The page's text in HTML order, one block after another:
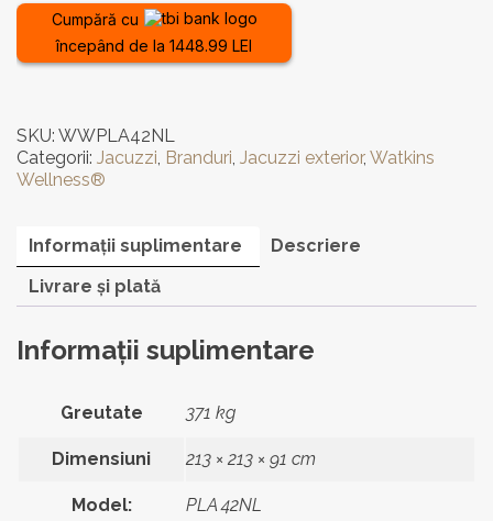
de
PLA
locuri,
SUA
Cumpără cu
începând de la 1448.99 LEI
SKU: WWPLA42NL
Categorii: Jacuzzi, Branduri, Jacuzzi exterior, Watkins
Wellness®
Informații suplimentare
Descriere
Livrare și plată
Informații suplimentare
Greutate 371 kg
Dimensiuni 213 × 213 × 91 cm
Model: PLA 42NL